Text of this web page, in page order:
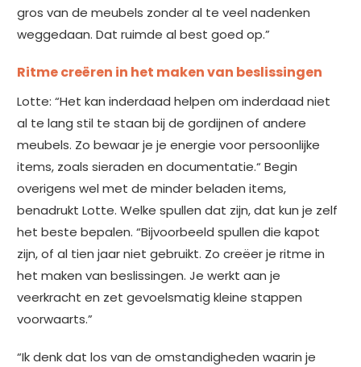
gros van de meubels zonder al te veel nadenken
weggedaan. Dat ruimde al best goed op.”
Ritme creëren in het maken van beslissingen
Lotte: “Het kan inderdaad helpen om inderdaad niet
al te lang stil te staan bij de gordijnen of andere
meubels. Zo bewaar je je energie voor persoonlijke
items, zoals sieraden en documentatie.“ Begin
overigens wel met de minder beladen items,
benadrukt Lotte. Welke spullen dat zijn, dat kun je zelf
het beste bepalen. “Bijvoorbeeld spullen die kapot
zijn, of al tien jaar niet gebruikt. Zo creëer je ritme in
het maken van beslissingen. Je werkt aan je
veerkracht en zet gevoelsmatig kleine stappen
voorwaarts.”
“Ik denk dat los van de omstandigheden waarin je